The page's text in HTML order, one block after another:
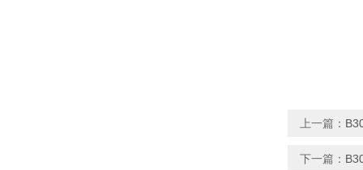
上一篇：
下一篇：